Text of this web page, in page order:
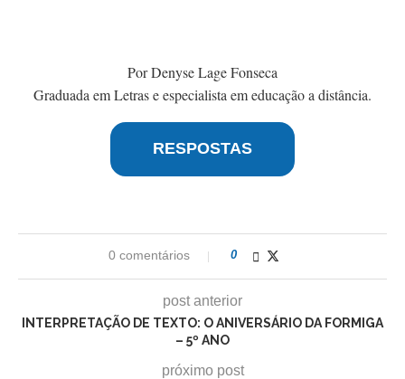
Por Denyse Lage Fonseca
Graduada em Letras e especialista em educação a distância.
RESPOSTAS
0 comentários 0
post anterior
INTERPRETAÇÃO DE TEXTO: O ANIVERSÁRIO DA FORMIGA
– 5º ANO
próximo post